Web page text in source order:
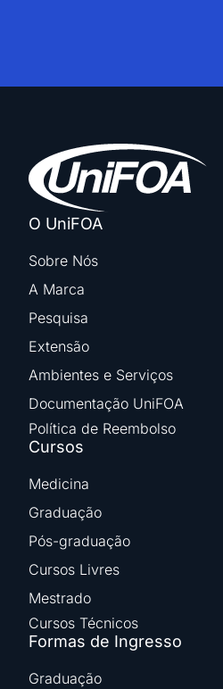
O UniFOA
Sobre Nós
A Marca
Pesquisa
Extensão
Ambientes e Serviços
Documentação UniFOA
Política de Reembolso
Cursos
Medicina
Graduação
Pós-graduação
Cursos Livres
Mestrado
Cursos Técnicos
Formas de Ingresso
Graduação